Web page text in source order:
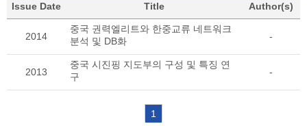
Issue Date Title Author(s)
2014
중국 권력엘리트와 한중교류 네트워크
분석 및 DB화
-
2013
중국 시진핑 지도부의 구성 및 특징 연
구
-
1